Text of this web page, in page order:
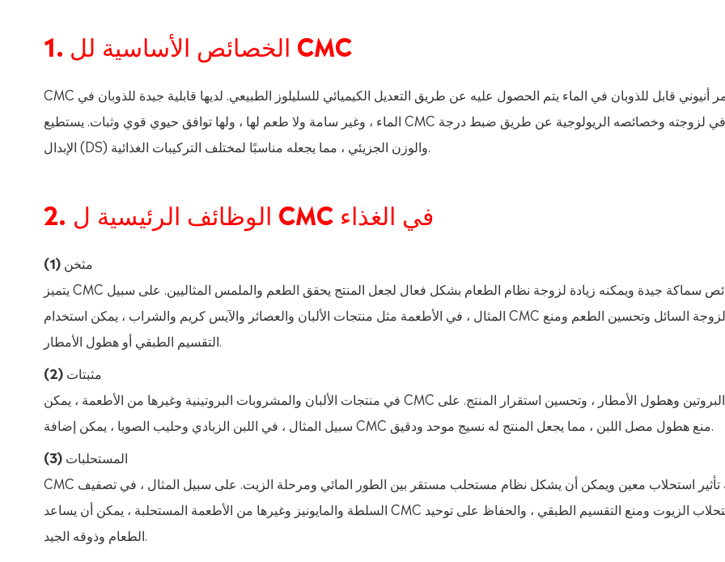
1. الخصائص الأساسية لل CMC
CMC هو بوليمر أنيوني قابل للذوبان في الماء يتم الحصول عليه عن طريق التعديل الكيميائي للسليلوز الطبيعي. لديها قابلية جيدة للذوبان في
الماء ، وغير سامة ولا طعم لها ، ولها توافق حيوي قوي وثبات. يستطيع CMC التحكم في لزوجته وخصائصه الريولوجية عن طريق ضبط درجة
الإبدال (DS) والوزن الجزيئي ، مما يجعله مناسبًا لمختلف التركيبات الغذائية.
2. الوظائف الرئيسية ل CMC في الغذاء
(1) مثخن
يتميز CMC بخصائص سماكة جيدة ويمكنه زيادة لزوجة نظام الطعام بشكل فعال لجعل المنتج يحقق الطعم والملمس المثاليين. على سبيل
المثال ، في الأطعمة مثل منتجات الألبان والعصائر والآيس كريم والشراب ، يمكن استخدام CMC لزيادة لزوجة السائل وتحسين الطعم ومنع
التقسيم الطبقي أو هطول الأمطار.
(2) مثبتات
في منتجات الألبان والمشروبات البروتينية وغيرها من الأطعمة ، يمكن CMC منع تخثر البروتين وهطول الأمطار ، وتحسين استقرار المنتج. على
سبيل المثال ، في اللبن الزبادي وحليب الصويا ، يمكن إضافة CMC منع هطول مصل اللبن ، مما يجعل المنتج له نسيج موحد ودقيق.
(3) المستحلبات
CMC له تأثير استحلاب معين ويمكن أن يشكل نظام مستحلب مستقر بين الطور المائي ومرحلة الزيت. على سبيل المثال ، في تصفيف
السلطة والمايونيز وغيرها من الأطعمة المستحلبة ، يمكن أن يساعد CMC في استحلاب الزيوت ومنع التقسيم الطبقي ، والحفاظ على توحيد
الطعام وذوقه الجيد.